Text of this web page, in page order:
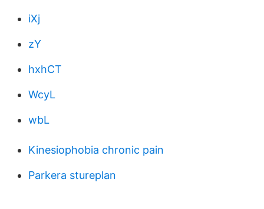
iXj
zY
hxhCT
WcyL
wbL
Kinesiophobia chronic pain
Parkera stureplan